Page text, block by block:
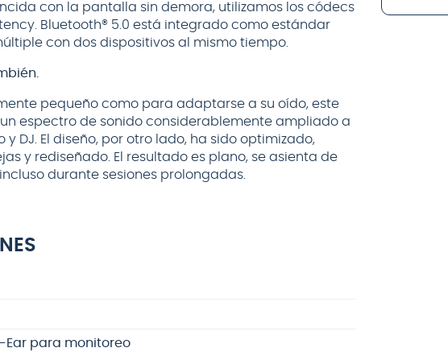
con la pantalla sin demora, utilizamos los códecs
Bluetooth® 5.0 está integrado como estándar
con dos dispositivos al mismo tiempo.
pequeño como para adaptarse a su oído, este
espectro de sonido considerablemente ampliado a
DJ. El diseño, por otro lado, ha sido optimizado,
y rediseñado. El resultado es plano, se asienta de
durante sesiones prolongadas.
Ear para monitoreo